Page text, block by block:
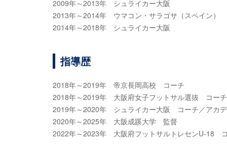
2009年～2013年 シュライカー大阪
2013年～2014年 ウマコン・サラゴサ（スペイン）
2014年～2018年 シュライカー大阪
指導歴
2018年～2019年 帝京長岡高校 コーチ
2018年～2019年 大阪府女子フットサル選抜 コーチ
2019年～2020年 シュライカー大阪 コーチ／アカ
2020年～2025年 大阪成蹊大学 監督
2022年～2023年 大阪府フットサルトレセンU-18